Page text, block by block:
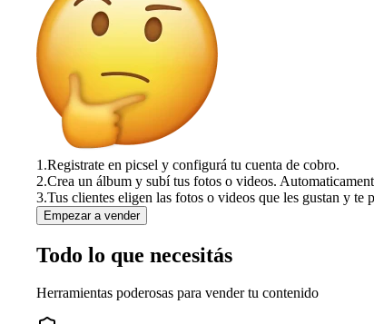
1.Registrate en picsel y configurá tu cuenta de cobro.
2.Crea un álbum y subí tus fotos o videos.
3.Tus clientes eligen las fotos o videos que les gustan y te
Empezar a vender
Todo lo que necesitás
Herramientas poderosas para vender tu contenido